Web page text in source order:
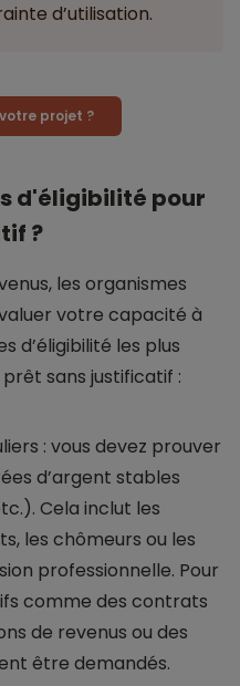
d’utilisation.
projet ?
d'éligibilité pour
?
les organismes
votre capacité à
d’éligibilité les plus
sans justificatif :
: vous devez prouver
d’argent stables
Cela inclut les
les chômeurs ou les
professionnelle. Pour
comme des contrats
de revenus ou des
être demandés.